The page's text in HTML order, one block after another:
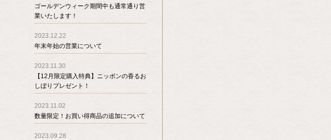
ゴールデンウィーク期間中も通常通り営
業いたします！
2023.12.22
年末年始の営業について
2023.11.30
【12月限定購入特典】ニッポンの香るお
しぼりプレゼント！
2023.11.02
数量限定！お買い得商品の追加について
2023.09.28